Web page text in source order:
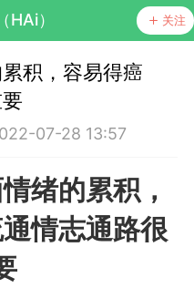
HAi） 关注
人！
积，容易得癌
07-28 13:57
绪的累积，
情志通路很